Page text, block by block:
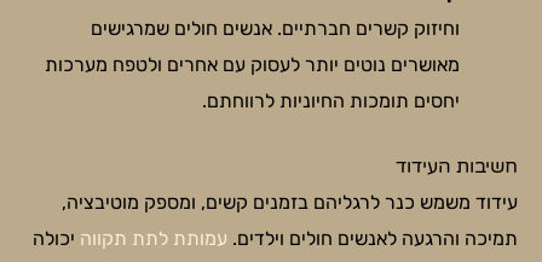
וחיזוק קשרים חברתיים. אנשים חולים שמרגישים
מאושרים נוטים יותר לעסוק עם אחרים ולטפח מערכות
יחסים תומכות החיוניות לרווחתם.
חשיבות העידוד
עידוד משמש כנר לרגליהם בזמנים קשים, ומספק מוטיבציה,
תמיכה והרגעה לאנשים חולים וילדים. עמותת לתת תקווה יכולה